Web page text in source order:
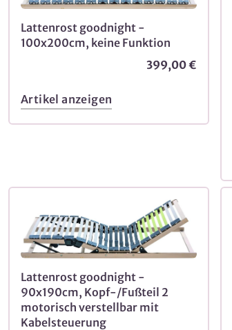
Lattenrost goodnight -
100x200cm, keine Funktion
399,00 €
Artikel anzeigen
Lattenrost goodnight -
90x190cm, Kopf-/Fußteil 2
motorisch verstellbar mit
Kabelsteuerung